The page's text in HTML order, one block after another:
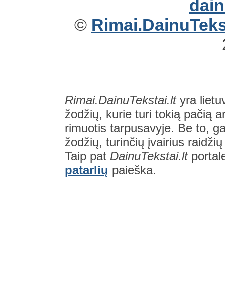
©
Rimai.DainuTekstai.ltyra
žodžių, kurie turi tokią pačią
rimuotis tarpusavyje. Be to,
žodžių, turinčių įvairius
Taip pat DainuTekstai.lt
patarlių paieška.